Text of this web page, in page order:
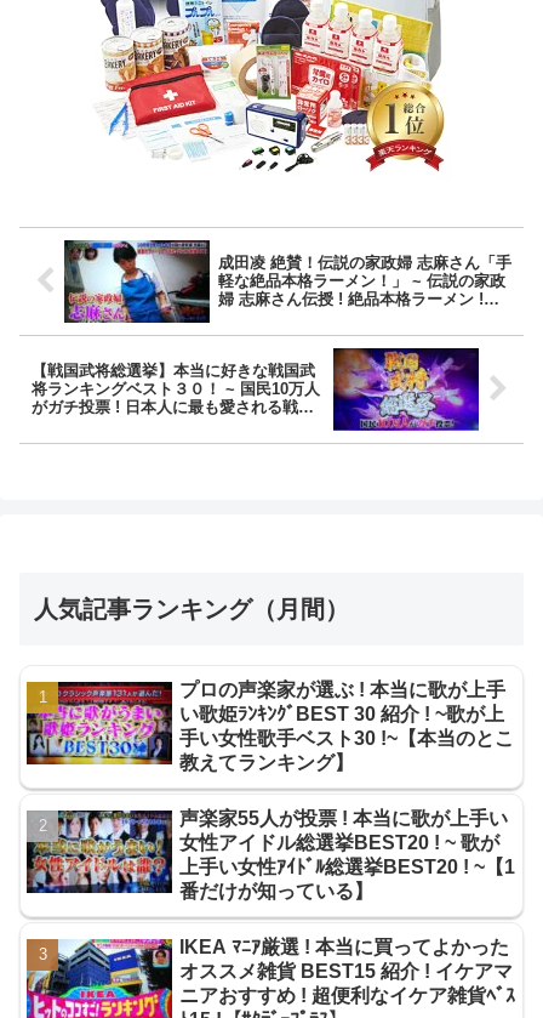
成田凌 絶賛！伝説の家政婦 志麻さん「手
軽な絶品本格ラーメン！」 ~ 伝説の家政
婦 志麻さん伝授 ! 絶品本格ラーメン !
【戦国武将総選挙】本当に好きな戦国武
将ランキングベスト３０！ ~ 国民10万人
がガチ投票 ! 日本人に最も愛される戦国
人気記事ランキング（月間）
プロの声楽家が選ぶ ! 本当に歌が上手
い歌姫ﾗﾝｷﾝｸﾞBEST 30 紹介 ! ~歌が上
手い女性歌手ベスト30 !~【本当のとこ
教えてランキング】
声楽家55人が投票 ! 本当に歌が上手い
女性アイドル総選挙BEST20 ! ~ 歌が
上手い女性ｱｲﾄﾞﾙ総選挙BEST20 ! ~【1
番だけが知っている】
IKEA ﾏﾆｱ厳選 ! 本当に買ってよかった
オススメ雑貨 BEST15 紹介 ! イケアマ
ニアおすすめ ! 超便利なイケア雑貨ﾍﾞｽ